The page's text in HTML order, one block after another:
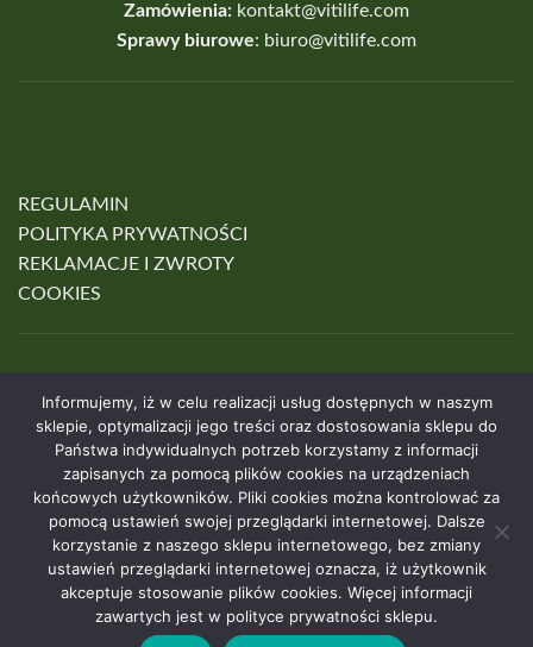
Zamówienia: kontakt@vitilife.com
Sprawy biurowe: biuro@vitilife.com
REGULAMIN
POLITYKA PRYWATNOŚCI
REKLAMACJE I ZWROTY
COOKIES
© 2026 • VitiLife
HOME SKLEP O NAS KONTAKT
Realizacja: Gigaprint.pl
Informujemy, iż w celu realizacji usług dostępnych w naszym
sklepie, optymalizacji jego treści oraz dostosowania sklepu do
Państwa indywidualnych potrzeb korzystamy z informacji
zapisanych za pomocą plików cookies na urządzeniach
końcowych użytkowników. Pliki cookies można kontrolować za
pomocą ustawień swojej przeglądarki internetowej. Dalsze
korzystanie z naszego sklepu internetowego, bez zmiany
ustawień przeglądarki internetowej oznacza, iż użytkownik
akceptuje stosowanie plików cookies. Więcej informacji
zawartych jest w polityce prywatności sklepu.